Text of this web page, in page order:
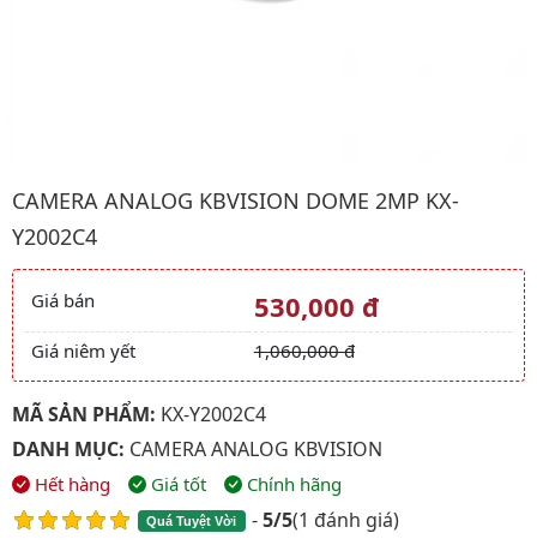
CAMERA ANALOG KBVISION DOME 2MP KX-
Y2002C4
Giá và khuyến mãi
Giá bán 530,000 đ
Giá niêm yết 1,060,000 đ
MÃ SẢN PHẨM: KX-Y2002C4
DANH MỤC: CAMERA ANALOG KBVISION
Hết hàng Giá tốt Chính hãng
Quá Tuyệt Vời -5/5(1 đánh giá)